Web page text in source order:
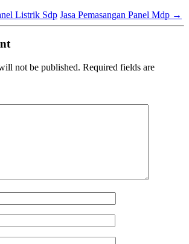
Listrik Sdp Jasa Pemasangan Panel Mdp →
not be published. Required fields are